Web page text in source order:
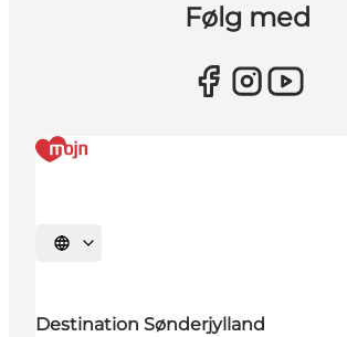
Følg med
Vælg sprog
Destination Sønderjylland